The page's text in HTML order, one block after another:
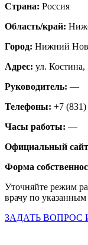
Страна: Россия
Область/край:
Город: Нижний
Адрес: ул. Костина,
Руководитель: —
Телефоны: +7
Часы работы: —
Официальный
Форма
Уточняйте режим
врачу по
ЗАДАТЬ ВОПРОС